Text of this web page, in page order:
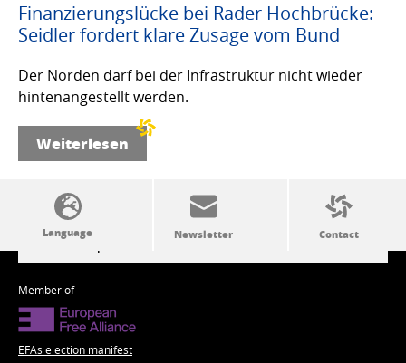
Finanzierungslücke bei Rader Hochbrücke:
Seidler fordert klare Zusage vom Bund
Der Norden darf bei der Infrastruktur nicht wieder
hintenangestellt werden.
Weiterlesen
SSW politics from A to Z
Member of
EFAs election manifest